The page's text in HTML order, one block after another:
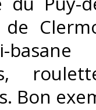
de
Bon